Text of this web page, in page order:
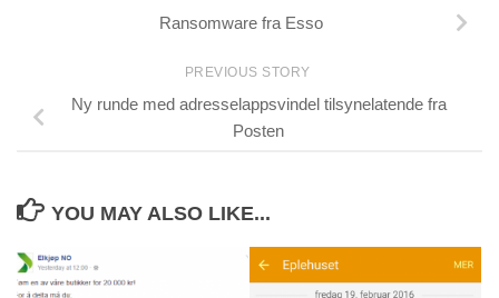
Ransomware fra Esso
PREVIOUS STORY
Ny runde med adresselappsvindel tilsynelatende fra
Posten
YOU MAY ALSO LIKE...